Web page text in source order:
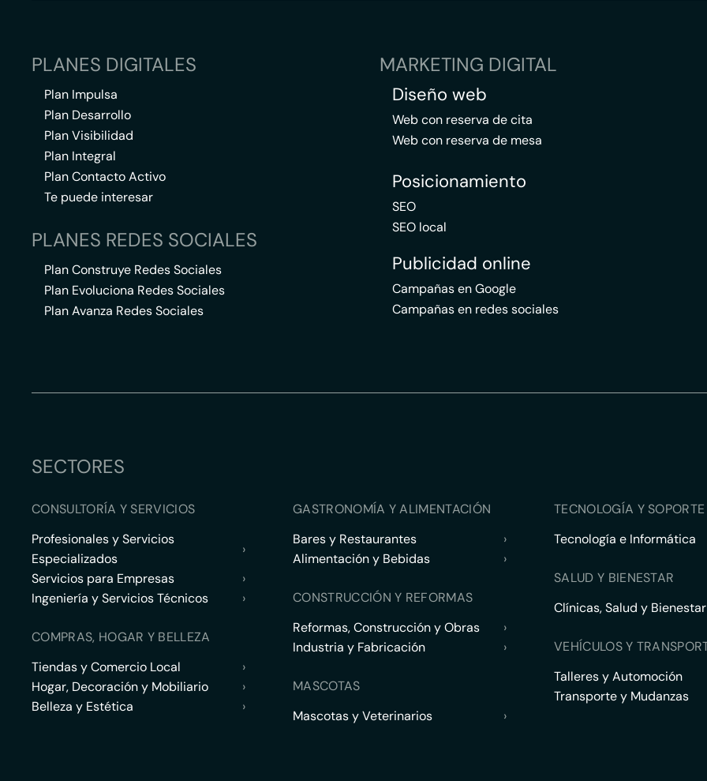
PLANES DIGITALES
Plan Impulsa
Plan Desarrollo
Plan Visibilidad
Plan Integral
Plan Contacto Activo
Te puede interesar
PLANES REDES SOCIALES
Plan Construye Redes Sociales
Plan Evoluciona Redes Sociales
Plan Avanza Redes Sociales
MARKETING DIGITAL
Diseño web
Web con reserva de cita
Web con reserva de mesa
Posicionamiento
SEO
SEO local
Publicidad online
Campañas en Google
Campañas en redes sociales
SECTORES
CONSULTORÍA Y SERVICIOS
Profesionales y Servicios
Especializados
›
Servicios para Empresas
›
Ingeniería y Servicios Técnicos
›
COMPRAS, HOGAR Y BELLEZA
Tiendas y Comercio Local
›
Hogar, Decoración y Mobiliario
›
Belleza y Estética
›
GASTRONOMÍA Y ALIMENTACIÓN
Bares y Restaurantes
›
Alimentación y Bebidas
›
CONSTRUCCIÓN Y REFORMAS
Reformas, Construcción y Obras
›
Industria y Fabricación
›
MASCOTAS
Mascotas y Veterinarios
›
TECNOLOGÍA Y
Tecnología e Informática
SALUD Y BIENESTAR
Clínicas, Salud y Bienestar
VEHÍCULOS Y
Talleres y Automoción
Transporte y Mudanzas